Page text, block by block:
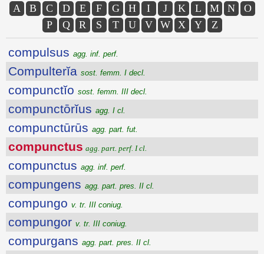
A B C D E F G H I J K L M N
O
P
Q R S T U V W X Y Z
compulsus agg. inf. perf.
Compulterĭa sost. femm. I decl.
compunctĭo sost. femm. III decl.
compunctōrĭus agg. I cl.
compunctūrūs agg. part. fut.
compunctus agg. part. perf. I cl.
compunctus agg. inf. perf.
compungens agg. part. pres. II cl.
compungo v. tr. III coniug.
compungor v. tr. III coniug.
compurgans agg. part. pres. II cl.